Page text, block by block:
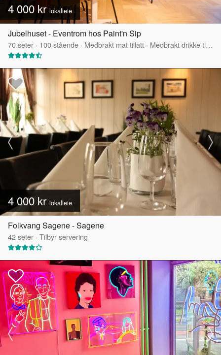
4 000 kr lokalleie
Jubelhuset - Eventrom hos Paint'n Sip
70seter · 100stående · Medbrakt mat tillatt · Medbrakt drikke tillatt
4 000 kr lokalleie
Folkvang Sagene - Sagene
42seter · Tilbyr servering